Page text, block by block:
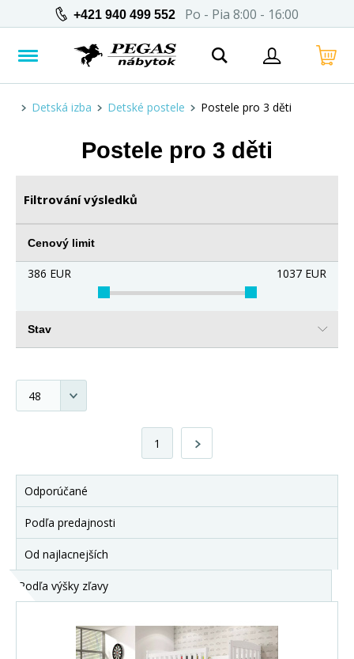
+421 940 499 552 Po - Pia 8:00 - 16:00
Detská izba Detské postele Postele pro 3 děti
Postele pro 3 děti
Filtrování výsledků
Cenový limit
386 EUR 1037 EUR
Stav
1
Odporúčané
Podľa predajnosti
Od najlacnejších
Podľa výšky zľavy